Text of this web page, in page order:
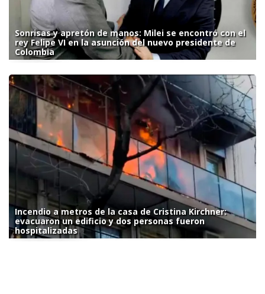
Sonrisas y apretón de manos: Milei se encontró con el
rey Felipe VI en la asunción del nuevo presidente de
Colombia
Incendio a metros de la casa de Cristina Kirchner:
evacuaron un edificio y dos personas fueron
hospitalizadas